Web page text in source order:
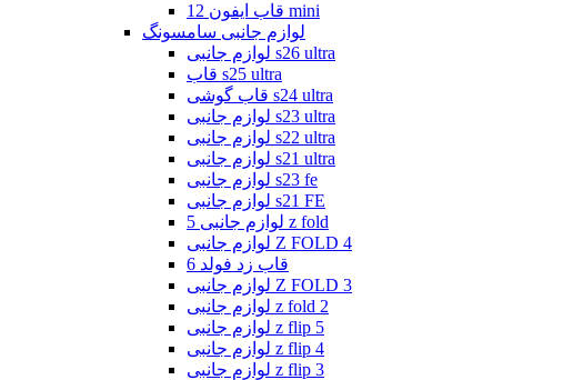
قاب ایفون 12 mini
لوازم جانبی سامسونگ
لوازم جانبی s26 ultra
قاب s25 ultra
قاب گوشی s24 ultra
لوازم جانبی s23 ultra
لوازم جانبی s22 ultra
لوازم جانبی s21 ultra
لوازم جانبی s23 fe
لوازم جانبی s21 FE
لوازم جانبی 5 z fold
لوازم جانبی Z FOLD 4
قاب زد فولد 6
لوازم جانبی Z FOLD 3
لوازم جانبی z fold 2
لوازم جانبی z flip 5
لوازم جانبی z flip 4
لوازم جانبی z flip 3